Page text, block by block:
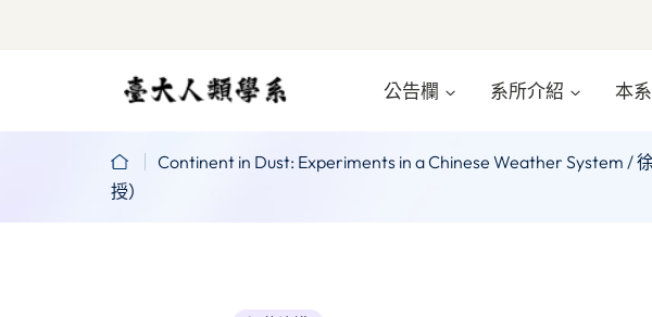
公告欄 系所介紹 本
Continent in Dust: Experiments in a Chinese Weather System /
授）